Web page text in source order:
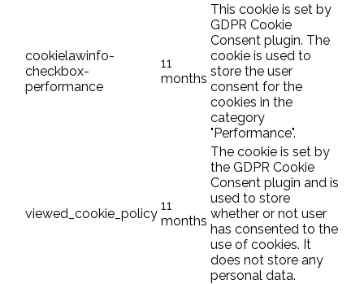
cookielawinfo-
checkbox-
performance
11
months
This cookie is set by
GDPR Cookie
Consent plugin. The
cookie is used to
store the user
consent for the
cookies in the
category
"Performance".
viewed_cookie_policy
11
months
The cookie is set by
the GDPR Cookie
Consent plugin and is
used to store
whether or not user
has consented to the
use of cookies. It
does not store any
personal data.